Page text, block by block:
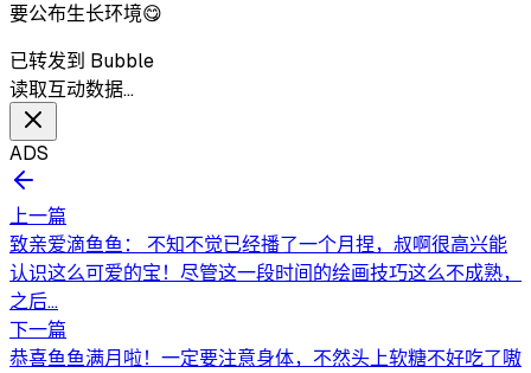
要公布生长环境😋
已转发到 Bubble
读取互动数据…
ADS
上一篇
致亲爱滴鱼鱼： 不知不觉已经播了一个月捏，叔啊很高兴能
认识这么可爱的宝！尽管这一段时间的绘画技巧这么不成熟，
之后...
下一篇
恭喜鱼鱼满月啦！一定要注意身体，不然头上软糖不好吃了嗷